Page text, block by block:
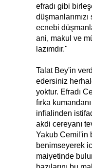
efradı gibi
ecnebi
ani, makul ve
lazımdır."
Talat Bey'in
edersiniz
yoktur. Efradı
fırka
infialinden
akdi cereyanı
Yakub Cemil'in
benimseyerek
maiyetinde